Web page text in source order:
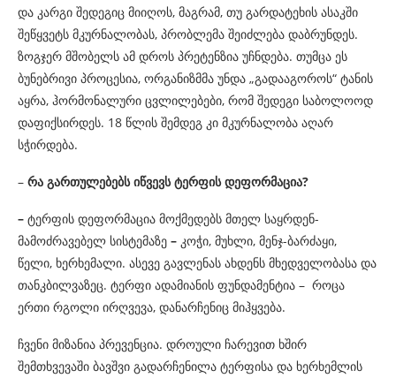
და კარგი შედეგიც მიიღოს, მაგრამ, თუ გარდატეხის ასაკში
შეწყვეტს მკურნალობას, პრობლემა შეიძლება დაბრუნდეს.
ზოგჯერ მშობელს ამ დროს პრეტენზია უჩნდება. თუმცა ეს
ბუნებრივი პროცესია, ორგანიზმმა უნდა „გადააგოროს“ ტანის
აყრა, ჰორმონალური ცვლილებები, რომ შედეგი საბოლოოდ
დაფიქსირდეს. 18 წლის შემდეგ კი მკურნალობა აღარ
სჭირდება.
– რა გართულებებს იწვევს ტერფის დეფორმაცია?
– ტერფის დეფორმაცია მოქმედებს მთელ საყრდენ-
მამოძრავებელ სისტემაზე – კოჭი, მუხლი, მენჯ-ბარძაყი,
წელი, ხერხემალი. ასევე გავლენას ახდენს მხედველობასა და
თანკბილვაზეც. ტერფი ადამიანის ფუნდამენტია – როცა
ერთი რგოლი ირღვევა, დანარჩენიც მიჰყვება.
ჩვენი მიზანია პრევენცია. დროული ჩარევით ხშირ
შემთხვევაში ბავშვი გადარჩენილა ტერფისა და ხერხემლის